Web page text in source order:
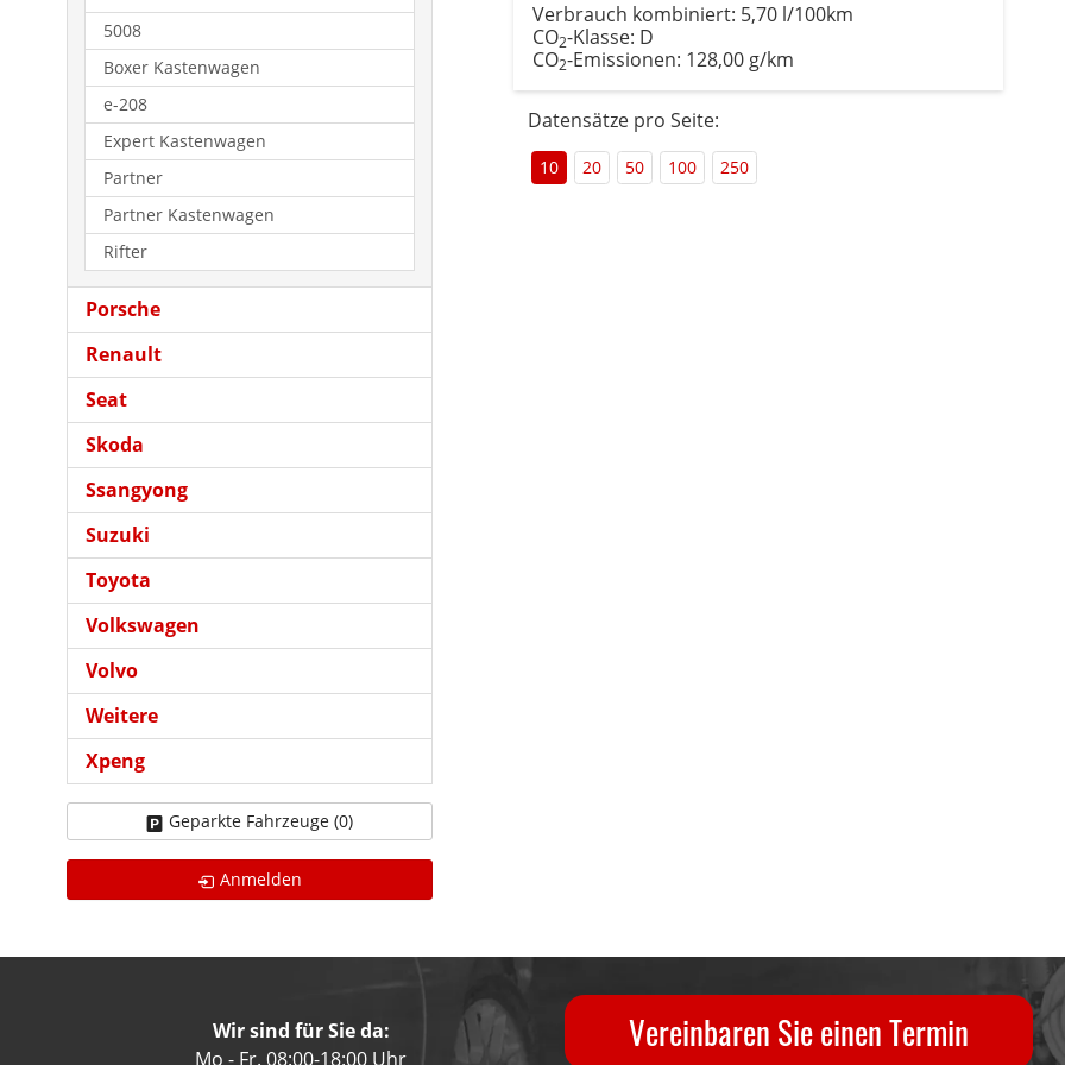
Verbrauch kombiniert: 5,70 l/100km
CO2-Klasse: D
CO2-Emissionen: 128,00 g/km
Datensätze pro Seite:
10 20 50 100 250
5008
Boxer Kastenwagen
e-208
Expert Kastenwagen
Partner
Partner Kastenwagen
Rifter
Porsche
Renault
Seat
Skoda
Ssangyong
Suzuki
Toyota
Volkswagen
Volvo
Weitere
Xpeng
Geparkte Fahrzeuge (0)
Anmelden
Wir sind für Sie da:
Mo - Fr. 08:00-18:00 Uhr
Vereinbaren Sie einen Termin